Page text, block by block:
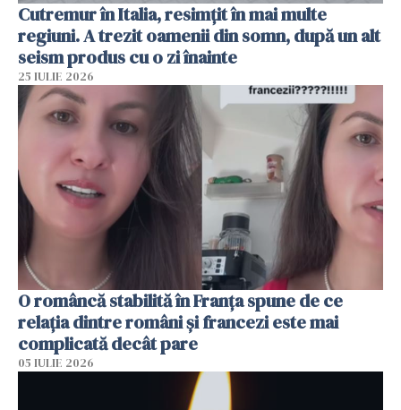
Cutremur în Italia, resimțit în mai multe
regiuni. A trezit oamenii din somn, după un alt
seism produs cu o zi înainte
25 IULIE 2026
O româncă stabilită în Franța spune de ce
relația dintre români și francezi este mai
complicată decât pare
05 IULIE 2026